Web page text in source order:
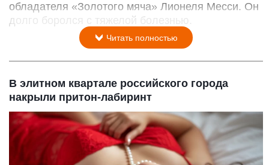
обладателя «Золотого мяча» Лионеля Месси. Он
долго боролся с тяжелой болезнью.
Читать полностью
В элитном квартале российского города
накрыли притон-лабиринт